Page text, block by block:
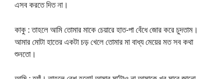
এসব করতে দিত না।
কাকু : তাহলে আমি তোমার মাকে চেয়ারে হাত-পা বেঁধে জোর করে চুদতাম।
আমার মোটা হাতের একটা চড় খেলে তোমার মা বাধ্য মেয়ের মত সব কথা
শুনতো।